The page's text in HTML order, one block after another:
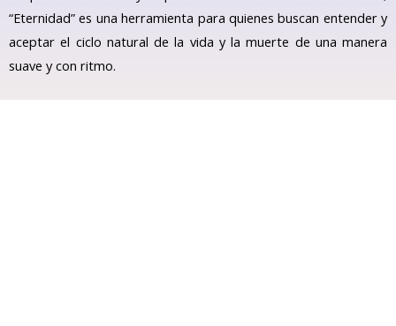
“Eternidad” es una herramienta para quienes buscan entender y
aceptar el ciclo natural de la vida y la muerte de una manera
suave y con ritmo.